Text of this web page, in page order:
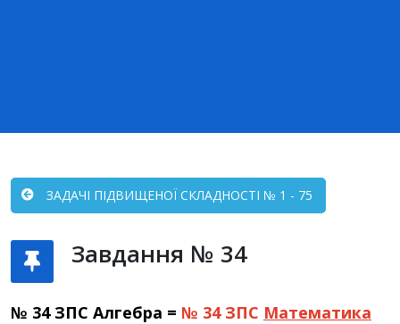
ЗАДАЧІ ПІДВИЩЕНОЇ СКЛАДНОСТІ № 1 - 75
Завдання № 34
№ 34 ЗПС Алгебра = № 34 ЗПС Математика